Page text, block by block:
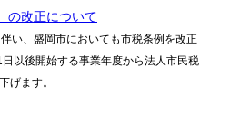
の改正について
い、盛岡市においても市税条例を改正
以後開始する事業年度から法人市民税
げます。